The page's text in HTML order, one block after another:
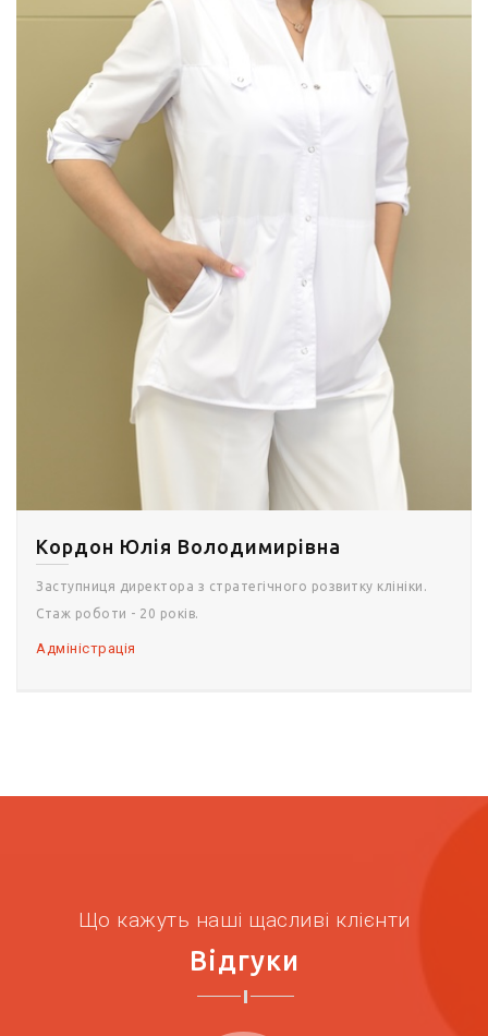
Кордон Юлія Володимирівна
Заступниця директора з стратегічного розвитку клініки.
Стаж роботи - 20 років.
Адміністрація
Що кажуть наші щасливі клієнти
Відгуки